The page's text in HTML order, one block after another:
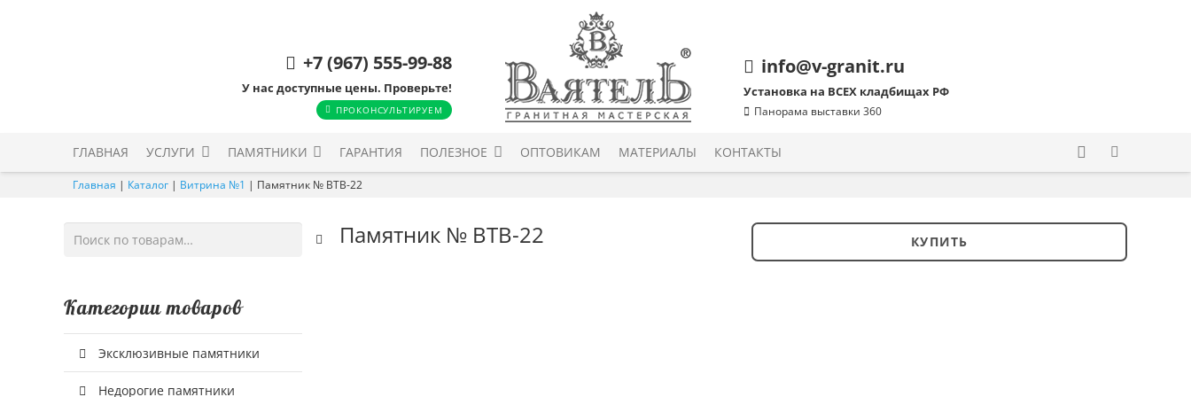
+7 (967) 555-99-88
У нас доступные цены. Проверьте!
ПРОКОНСУЛЬТИРУЕМ
info@v-granit.ru
Установка на ВСЕХ кладбищах РФ
Панорама выставки 360
ГЛАВНАЯ УСЛУГИ ПАМЯТНИКИ ГАРАНТИЯ ПОЛЕЗНОЕ ОПТОВИКАМ МАТЕРИАЛЫ КОНТАКТЫ
Главная | Каталог | Витрина №1 | Памятник № ВТВ-22
Искать:
Категории товаров
Эксклюзивные памятники
Недорогие памятники
Памятник № ВТВ-22
Количество
КУПИТЬ